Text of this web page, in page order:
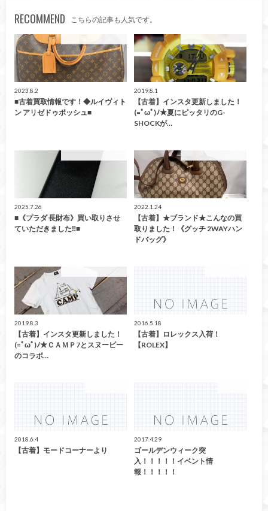
RECOMMEND こちらの記事も人気です。
2023.8.2
■古着買取情報です！◆ルイヴィト
ン アリゼドゥポッシュ■
2019.8.1
【古着】インスタ更新しました！
(=ﾟωﾟ)ﾉ★夏にピッタリのG-
SHOCKが…
2025.7.26
■《プラダ 長財布》買い取りさせ
ていただきました‼︎■
2022.1.24
【古着】★ブランド★こんなの買
取りました！《グッチ 2WAYハン
ドバッグ》
2019.8.3
【古着】インスタ更新しました！
(=ﾟωﾟ)ﾉ★ＣＡＭＰ7とスヌーピー
のコラボ…
2016.5.18
【古着】ロレックス入荷！
【ROLEX】
2018.6.4
【古着】モードコーナーより
2017.4.29
ゴールデンウィーク突
入！！！！！イベント情
報！！！！！